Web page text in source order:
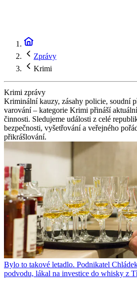
Zprávy
Krimi
Krimi zprávy
Kriminální kauzy, zásahy policie, soudní
varování – kategorie Krimi přináší
činnosti. Sledujeme události z celé
bezpečnosti, vyšetřování a veřejného
přikrášlování.
Bylo to takové letadlo. Podnikatel
podvodu, lákal na investice do whisky z